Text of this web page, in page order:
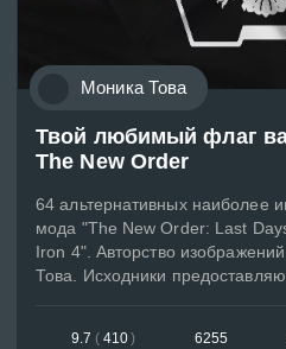
᠌Моника Това
Твой любимый флаг
The New Order
64 альтернативных наиболее
мода "The New Order: Last
Iron 4". Авторство
Това. Исходники
9.7 ( 410) 6255